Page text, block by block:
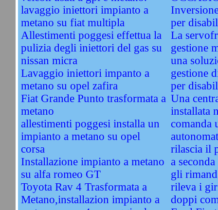
lavaggio iniettori impianto a
metano su fiat multipla
Allestimenti poggesi effettua la
pulizia degli iniettori del gas su
nissan micra
Lavaggio iniettori impanto a
metano su opel zafira
Fiat Grande Punto trasformata a
metano
allestimenti poggesi installa un
impianto a metano su opel
corsa
Installazione impianto a metano
su alfa romeo GT
Toyota Rav 4 Trasformata a
Metano,installazion impianto a
per
La
gestione
una
gestione
per
Una
installata
comanda
rilascia il
a
gli
rileva i
doppi